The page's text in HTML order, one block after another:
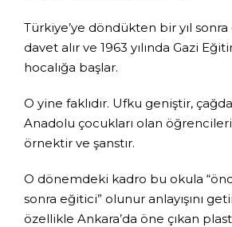
Türkiye’ye döndükten bir yıl
davet alır ve 1963 yılında Gazi
hocalığa başlar.
O yine faklıdır. Ufku geniştir,
Anadolu çocukları olan
örnektir ve şanstır.
O dönemdeki kadro bu okula
sonra eğitici” olunur anlayışını
özellikle Ankara’da öne çıkan